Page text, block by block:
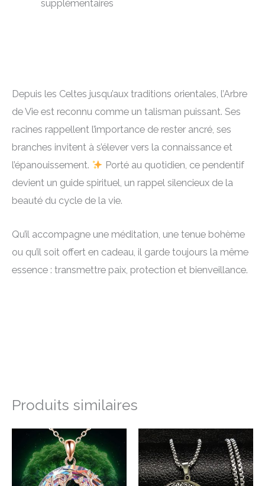
supplémentaires
Depuis les Celtes jusqu’aux traditions orientales, l’Arbre
de Vie est reconnu comme un talisman puissant. Ses
racines rappellent l’importance de rester ancré, ses
branches invitent à s’élever vers la connaissance et
l’épanouissement.
Porté au quotidien, ce pendentif
devient un guide spirituel, un rappel silencieux de la
beauté du cycle de la vie.
Qu’il accompagne une méditation, une tenue bohème
ou qu’il soit offert en cadeau, il garde toujours la même
essence : transmettre paix, protection et bienveillance.
Produits similaires